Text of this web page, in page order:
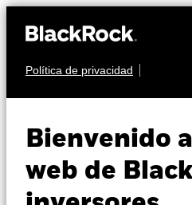
Política de privacidad
Bienvenido
web de
Perspectivas
Visión de mercado
Absolute
Fund